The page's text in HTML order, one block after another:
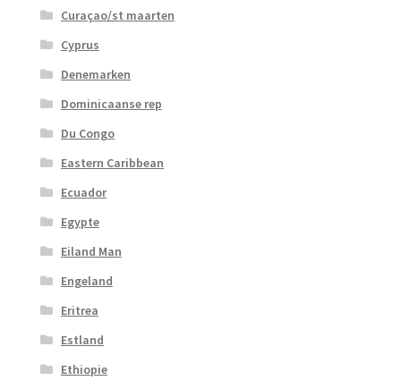
Curaçao/st maarten
Cyprus
Denemarken
Dominicaanse rep
Du Congo
Eastern Caribbean
Ecuador
Egypte
Eiland Man
Engeland
Eritrea
Estland
Ethiopie